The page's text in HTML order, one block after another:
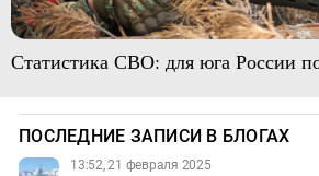
Статистика СВО: для юга России
ПОСЛЕДНИЕ ЗАПИСИ В БЛОГАХ
13:52, 21 февраля 2025